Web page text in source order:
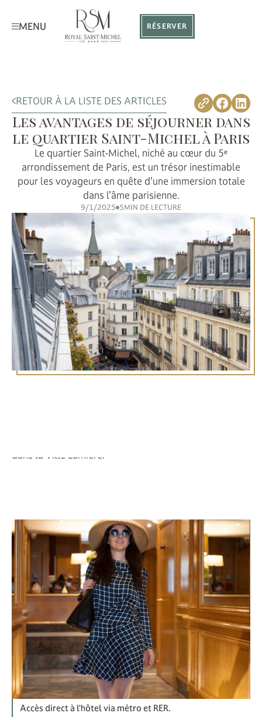
MENU RÉSERVER
RETOUR À LA LISTE DES ARTICLES
Les avantages de séjourner dans
le quartier Saint-Michel à Paris
Le quartier Saint-Michel, niché au cœur du 5ᵉ
arrondissement de Paris, est un trésor inestimable
pour les voyageurs en quête d’une immersion totale
dans l’âme parisienne.
9/1/2025 5MIN DE LECTURE
dans la Ville Lumière.
Accès direct à l’hôtel via métro et RER.